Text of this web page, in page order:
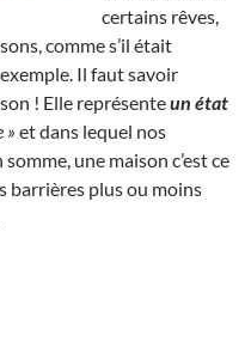
certains rêves,
comme s’il était
Il faut savoir
! Elle représenteun état
» et dans lequel nos
une maison c’est ce
barrières plus ou moins